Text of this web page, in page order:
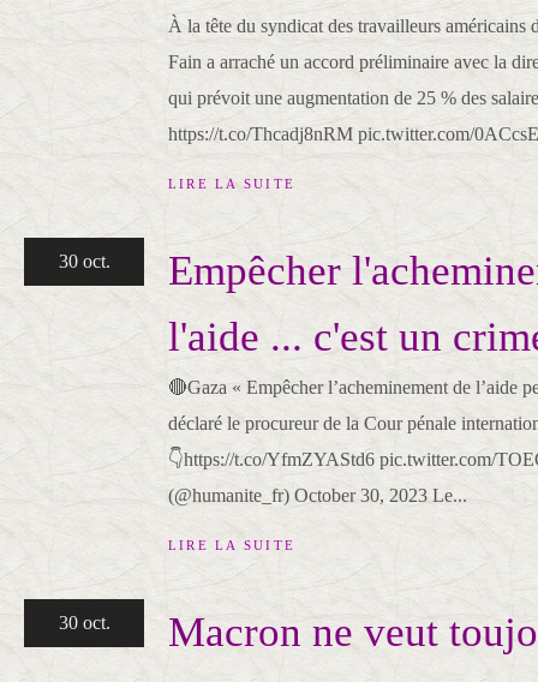
À la tête du syndicat des travailleurs américains
Fain a arraché un accord préliminaire avec la
qui prévoit une augmentation de 25 % des
https://t.co/Thcadj8nRM pic.twitter.com/
LIRE LA SUITE
30 oct.
Empêcher
l'aide ... c'est un
🔴Gaza « Empêcher l’acheminement de l’aide
déclaré le procureur de la Cour pénale
👇https://t.co/YfmZYAStd6 pic.twitter.com/
(@humanite_fr) October 30, 2023 Le...
LIRE LA SUITE
30 oct.
Macron ne veut